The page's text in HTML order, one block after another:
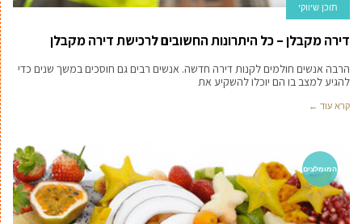
תוכן שיווקי
דירה מקבלן – כל היתרונות החשובים לרכישת דירה מקבלן
הרבה אנשים חולמים לקנות דירה חדשה. אנשים רבים גם חוסכים במשך שנים כדי
להגיע למצב בו הם יוכלו להשקיע את
קרא עוד ←
המומלצים